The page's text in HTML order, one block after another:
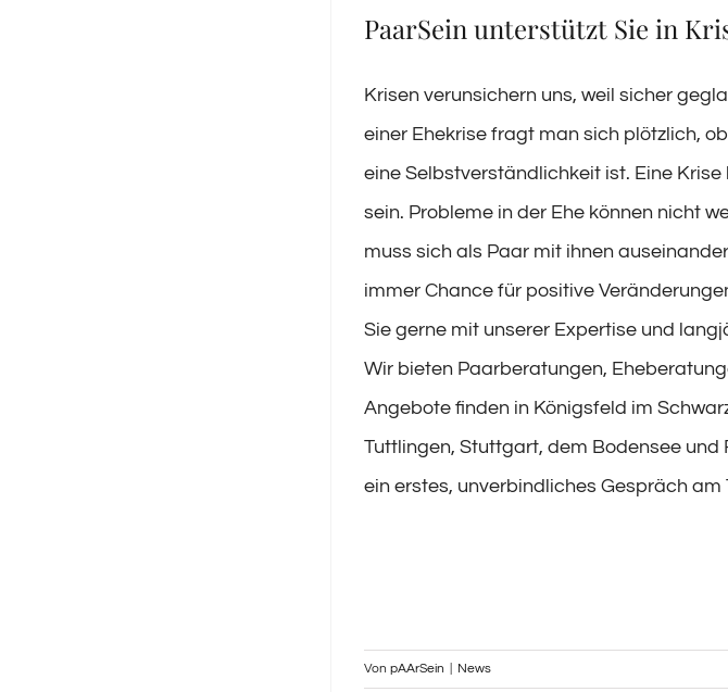
PaarSein unterstützt Sie in
Krisen verunsichern uns, weil sicher
einer Ehekrise fragt man sich plötzlich,
eine Selbstverständlichkeit ist. Eine
sein. Probleme in der Ehe können nicht
muss sich als Paar mit ihnen
immer Chance für positive
Sie gerne mit unserer Expertise und
Wir bieten Paarberatungen,
Angebote finden in Königsfeld im
Tuttlingen, Stuttgart, dem Bodensee und
ein erstes, unverbindliches Gespräch am
Von pAArSein News